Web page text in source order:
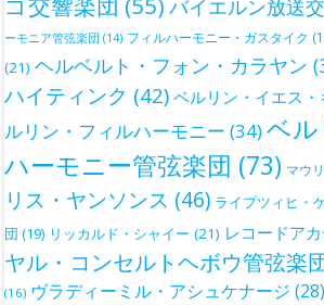
バイエルン放送
ーモニア管弦楽団 (14) フィルハーモニー・ガスタイク
(21) ヘルベルト・フォン・カラヤン
ハイティンク (42) ベルリン・イエス
ルリン・フィルハーモニー (34)ベ
ハーモニー管弦楽団 (73) マウ
リス・ヤンソンス (46) ライプツィヒ・
団 (19) リッカルド・シャイー (21) レコードア
ヤル・コンセルトヘボウ管弦楽
(16) ヴラディーミル・アシュケナージ (28)